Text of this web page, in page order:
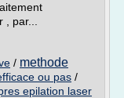
par...
/ methode
ou pas /
epilation laser